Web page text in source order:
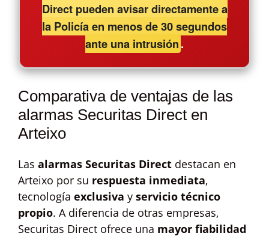
Direct pueden avisar directamente a
la Policía en menos de 30 segundos
ante una intrusión.
Comparativa de ventajas de las
alarmas Securitas Direct en
Arteixo
Las alarmas Securitas Direct destacan en
Arteixo por su respuesta inmediata,
tecnología exclusiva y servicio técnico
propio. A diferencia de otras empresas,
Securitas Direct ofrece una mayor fiabilidad